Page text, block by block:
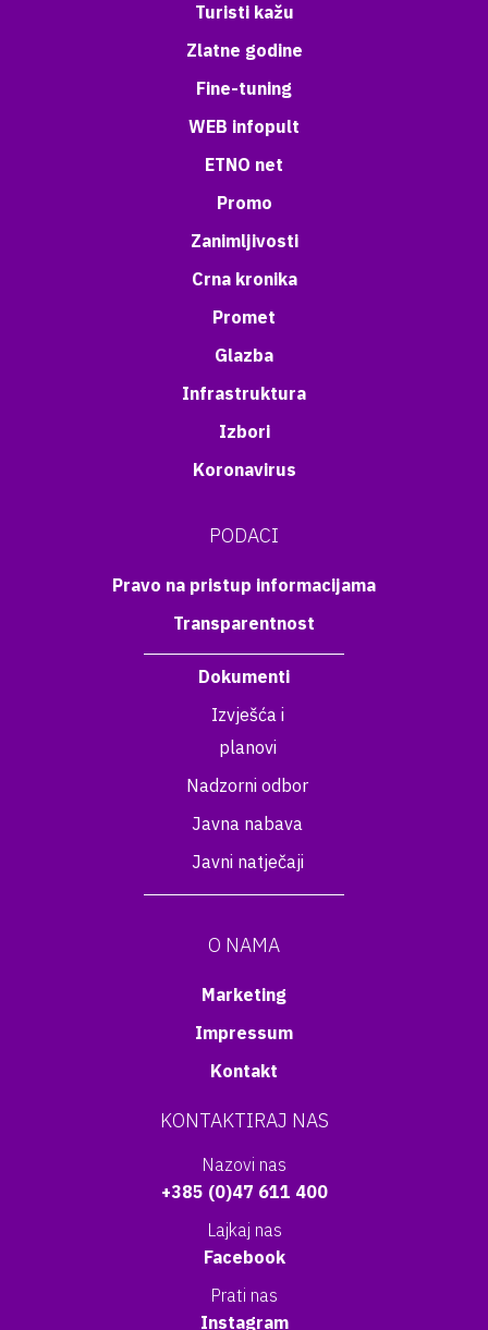
Turisti kažu
Zlatne godine
Fine-tuning
WEB infopult
ETNO net
Promo
Zanimljivosti
Crna kronika
Promet
Glazba
Infrastruktura
Izbori
Koronavirus
PODACI
Pravo na pristup informacijama
Transparentnost
Dokumenti
Izvješća i
planovi
Nadzorni odbor
Javna nabava
Javni natječaji
O NAMA
Marketing
Impressum
Kontakt
KONTAKTIRAJ NAS
Nazovi nas
+385 (0)47 611 400
Lajkaj nas
Facebook
Prati nas
Instagram